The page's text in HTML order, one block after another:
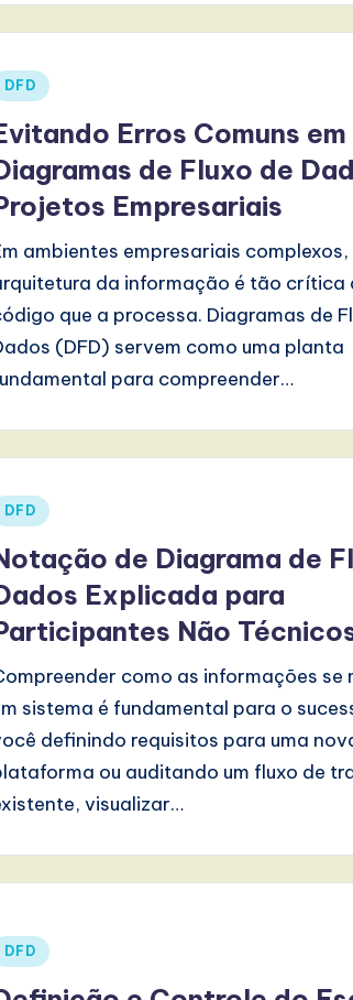
DFD
Erros Comuns em
de Fluxo de
Empresariais
ambientes empresariais complexos,
da informação é tão crítica
que a processa. Diagramas de
(DFD) servem como uma planta
para compreender…
DFD
de Diagrama de
Explicada para
Não
como as informações se
sistema é fundamental para o
definindo requisitos para uma
ou auditando um fluxo de
visualizar…
DFD